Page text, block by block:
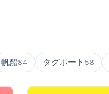
帆船84 タグボート 58